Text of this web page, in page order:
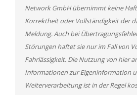
Network GmbH übernimmt keine
Korrektheit oder Vollständigkeit der
Meldung. Auch bei
Störungen haftet sie nur im Fall von
Fahrlässigkeit. Die Nutzung von hier
Informationen zur Eigeninformation
Weiterverarbeitung ist in der Regel